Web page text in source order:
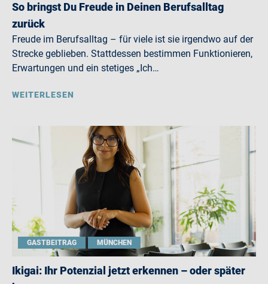
So bringst Du Freude in Deinen Berufsalltag
zurück
Freude im Berufsalltag – für viele ist sie irgendwo auf der
Strecke geblieben. Stattdessen bestimmen Funktionieren,
Erwartungen und ein stetiges „Ich…
WEITERLESEN
GASTBEITRAG MÜNCHEN
Ikigai: Ihr Potenzial jetzt erkennen – oder später